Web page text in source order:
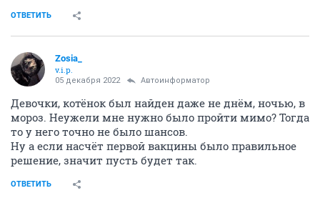
ОТВЕТИТЬ
Zosia_
v.i.p.
05 декабря 2022 Автоинформатор
Девочки, котёнок был найден даже не днём, ночью, в
мороз. Неужели мне нужно было пройти мимо? Тогда
то у него точно не было шансов.
Ну а если насчёт первой вакцины было правильное
решение, значит пусть будет так.
ОТВЕТИТЬ